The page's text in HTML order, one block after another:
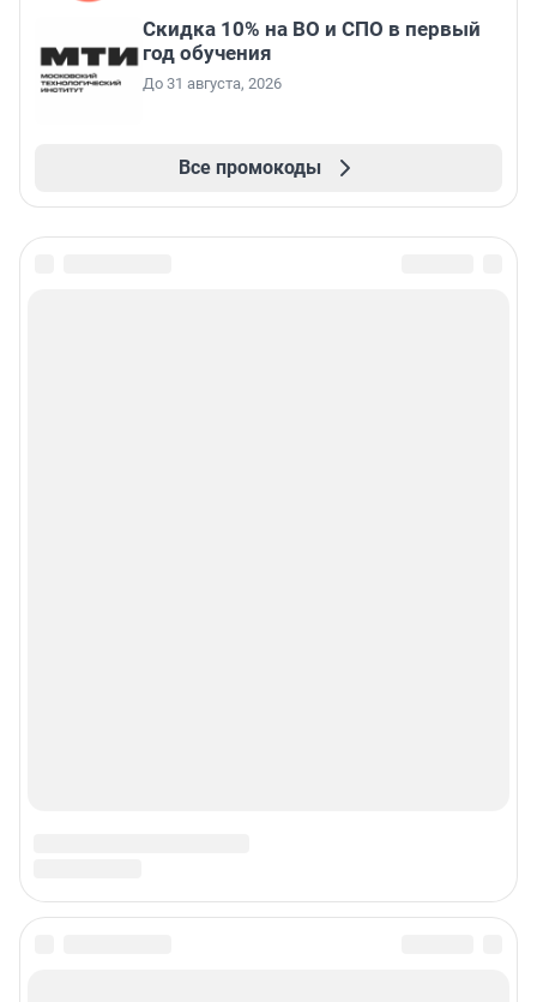
Скидка 10% на ВО и СПО в первый
год обучения
До 31 августа, 2026
Все промокоды